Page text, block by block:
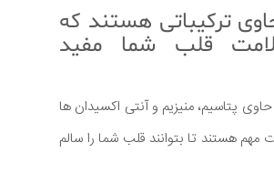
ترکیباتی هستند که
قلب شما مفید
پتاسیم، منیزیم و آنتی اکسیدان ها
مهم هستند تا بتوانند قلب شما را سالم